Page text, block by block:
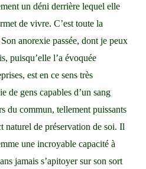
un déni derrière lequel elle
de vivre. C’est toute la
anorexie passée, dont je peux
puisqu’elle l’a évoquée
est en ce sens très
de gens capables d’un sang
du commun, tellement puissants
naturel de préservation de soi. Il
une incroyable capacité à
jamais s’apitoyer sur son sort